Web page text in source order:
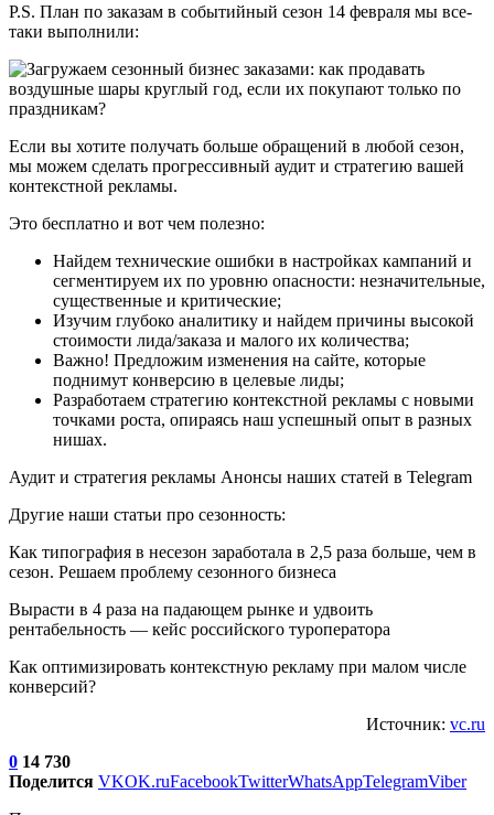
P.S. План по заказам в событийный сезон 14 февраля мы все-
таки выполнили:
Если вы хотите получать больше обращений в любой сезон,
мы можем сделать прогрессивный аудит и стратегию вашей
контекстной рекламы.
Это бесплатно и вот чем полезно:
Найдем технические ошибки в настройках кампаний и
сегментируем их по уровню опасности: незначительные,
существенные и критические;
Изучим глубоко аналитику и найдем причины высокой
стоимости лида/заказа и малого их количества;
Важно! Предложим изменения на сайте, которые
поднимут конверсию в целевые лиды;
Разработаем стратегию контекстной рекламы с новыми
точками роста, опираясь наш успешный опыт в разных
нишах.
Аудит и стратегия рекламы Анонсы наших статей в Telegram
Другие наши статьи про сезонность:
Как типография в несезон заработала в 2,5 раза больше, чем в
сезон. Решаем проблему сезонного бизнеса
Вырасти в 4 раза на падающем рынке и удвоить
рентабельность — кейс российского туроператора
Как оптимизировать контекстную рекламу при малом числе
конверсий?
Источник: vc.ru
0 14 730
Поделится VKOK.ruFacebookTwitterWhatsAppTelegramViber